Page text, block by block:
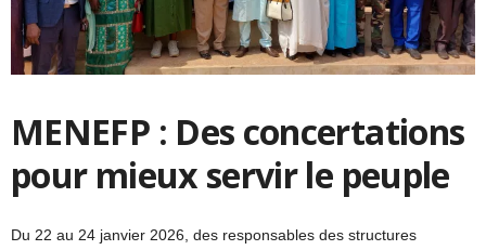
MENEFP : Des concertations
pour mieux servir le peuple
Du 22 au 24 janvier 2026, des responsables des structures